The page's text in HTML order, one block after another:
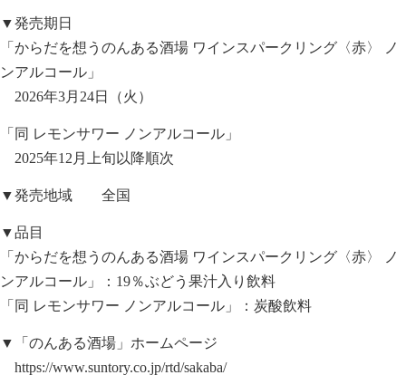
▼発売期日
「からだを想うのんある酒場 ワインスパークリング〈赤〉 ノ
ンアルコール」
2026年3月24日（火）
「同 レモンサワー ノンアルコール」
2025年12月上旬以降順次
▼発売地域 全国
▼品目
「からだを想うのんある酒場 ワインスパークリング〈赤〉 ノ
ンアルコール」：19％ぶどう果汁入り飲料
「同 レモンサワー ノンアルコール」：炭酸飲料
▼「のんある酒場」ホームページ
https://www.suntory.co.jp/rtd/sakaba/